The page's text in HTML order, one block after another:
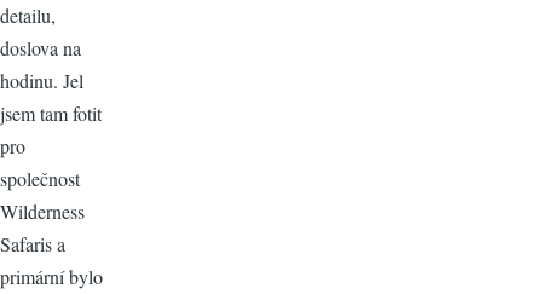
detailu,
doslova na
hodinu. Jel
jsem tam fotit
pro
společnost
Wilderness
Safaris a
primární bylo